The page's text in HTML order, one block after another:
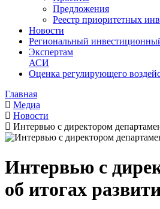
Предложения
Реестр приоритетных
Новости
Региональный
Экспертам
АСИ
Оценка регулирующего
Главная
Медиа
Новости
Интервью с директором
Интервью с
об итогах